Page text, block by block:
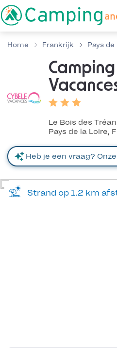
Home Frankrijk Pays de
Le Bois des
Pays de la Loire,
Strand op 1.2 km